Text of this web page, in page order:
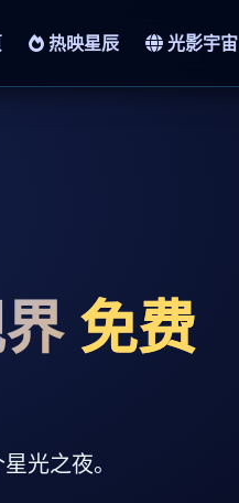
热映星辰 光影宇宙
免费
光之夜。